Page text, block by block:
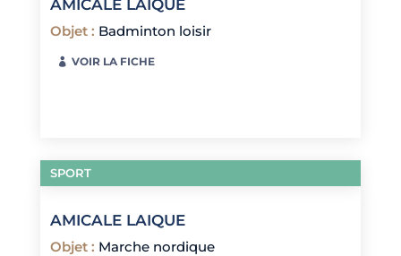
AMICALE LAIQUE
Objet : Badminton loisir
VOIR LA FICHE
SPORT
AMICALE LAIQUE
Objet : Marche nordique